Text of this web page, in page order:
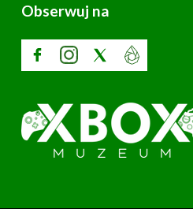
Obserwuj na